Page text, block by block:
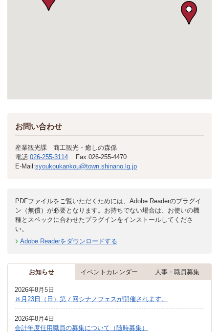
お問い合わせ
産業観光課 商工観光・癒しの森係
電話:026-255-3114 Fax:026-255-4470
E-Mail:syoukoukankou@town.shinano.lg.jp
PDFファイルをご覧いただくためには、Adobe Readerのプラグイ
ン（無償）が必要となります。お持ちでない場合は、お使いの機
種とスペックに合わせたプラグインをインストールしてくださ
い。
Adobe Readerをダウンロードする
お知らせ イベントカレンダー 人事・職員募集
2026年8月5日
８月23日（日）第７回シナノフェスが開催されます。
2026年8月4日
会計年度任用職員の募集について（随時募集）